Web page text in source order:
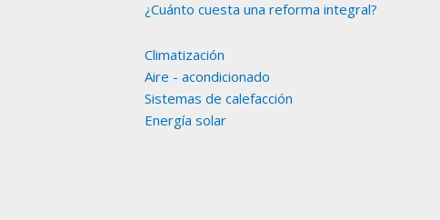
¿Cuánto cuesta una reforma integral?
Climatización
Aire - acondicionado
Sistemas de calefacción
Energía solar